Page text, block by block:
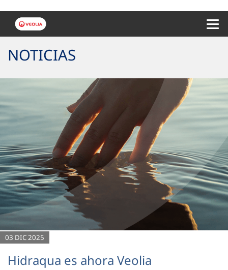
NOTICIAS
03 DIC 2025
Hidraqua es ahora Veolia